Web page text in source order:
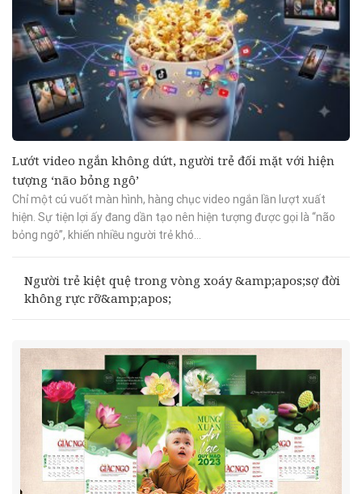
Lướt video ngắn không dứt, người trẻ đối mặt với hiện
tượng ‘não bỏng ngô’
Chỉ một cú vuốt màn hình, hàng chục video ngắn lần lượt xuất
hiện. Sự tiện lợi ấy đang dần tạo nên hiện tượng được gọi là “não
bỏng ngô”, khiến nhiều người trẻ khó...
Người trẻ kiệt quệ trong vòng xoáy &amp;apos;sợ đời
không rực rỡ&amp;apos;